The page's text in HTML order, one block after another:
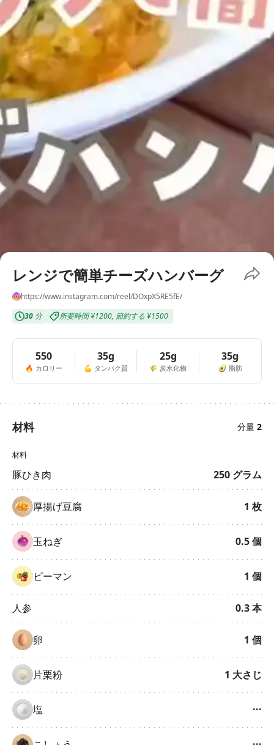
レンジで簡単チーズハンバーグ
https://www.instagram.com/reel/DOxpX5RE5fE/
30 分 所要時間¥1200, 節約する ¥1500
550
🔥 カロリー
35g
💪 タンパク質
25g
🌾 炭水化物
35g
🥑 脂肪
材料 分量 2
材料
豚ひき肉 250 グラム
厚揚げ豆腐 1 枚
玉ねぎ 0.5個
ピーマン 1 個
人参 0.3本
卵 1 個
片栗粉 1 大さじ
塩 ···